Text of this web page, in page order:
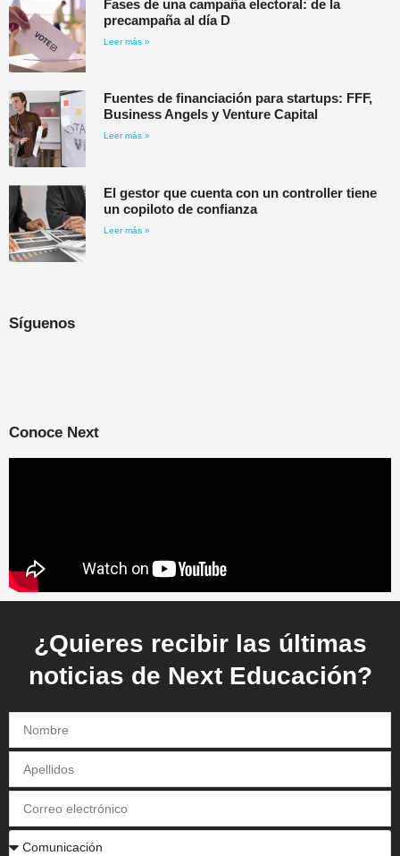
Fases de una campaña electoral: de la
precampaña al día D
Leer más »
Fuentes de financiación para startups: FFF,
Business Angels y Venture Capital
Leer más »
El gestor que cuenta con un controller tiene
un copiloto de confianza
Leer más »
Síguenos
Conoce Next
¿Quieres recibir las últimas
noticias de Next Educación?